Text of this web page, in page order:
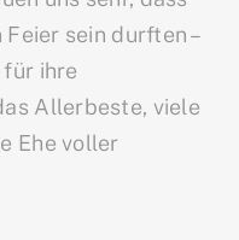
sein durften –
für ihre
Allerbeste, viele
Ehe voller